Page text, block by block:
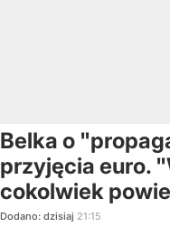
Belka o
przyjęcia euro.
cokolwiek
Dodano: dzisiaj 21:15